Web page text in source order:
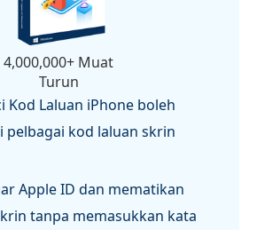
4,000,000+ Muat
Turun
Kod Laluan iPhone boleh
pelbagai kod laluan skrin
Apple ID dan mematikan
tanpa memasukkan kata